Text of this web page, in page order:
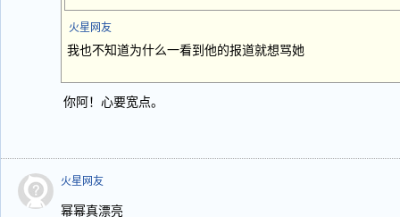
火星网友
我也不知道为什么一看到他的报道就想骂她
你阿！心要宽点。
火星网友
幂幂真漂亮